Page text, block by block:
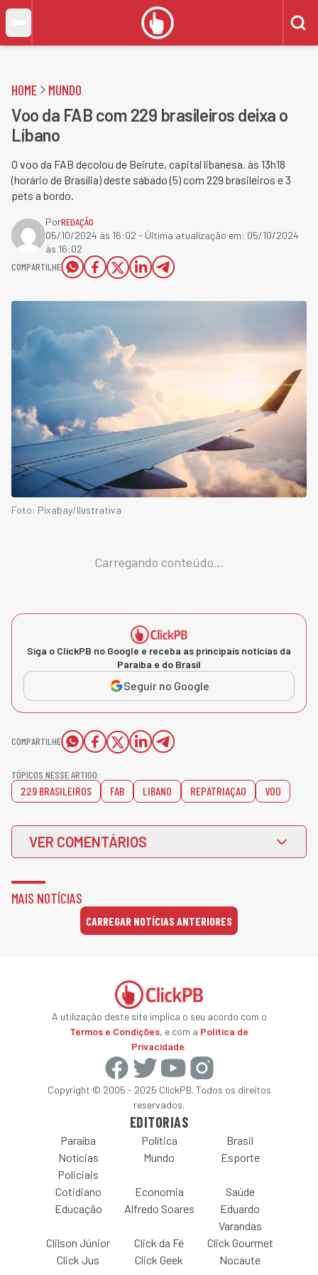
HOME MUNDO
Voo da FAB com 229 brasileiros deixa o
Líbano
O voo da FAB decolou de Beirute, capital libanesa. às 13h18
(horário de Brasília) deste sábado (5) com 229 brasileiros e 3
pets a bordo.
PorREDAÇÃO
05/10/2024 às 16:02 - Última atualização em: 05/10/2024
às 16:02
COMPARTILHE
Foto: Pixabay/Ilustrativa
Carregando conteúdo...
Siga o ClickPB no Google e receba as principais notícias da
Paraíba e do Brasil
Seguir no Google
COMPARTILHE
TÓPICOS NESSE ARTIGO:
229 BRASILEIROS FAB LIBANO REPATRIAÇAO VOO
VER COMENTÁRIOS
MAIS NOTÍCIAS
CARREGAR NOTÍCIAS ANTERIORES
A utilização deste site implica o seu acordo com o
Termos e Condições, e com a Política de
Privacidade.
Copyright © 2005 - 2025 ClickPB. Todos os direitos
reservados.
EDITORIAS
Paraíba Política
Brasil
Notícias
Policiais
Mundo Esporte
Cotidiano Economia
Saúde
Educação
Alfredo Soares
Eduardo
Varandas
Clilson Júnior
Click da Fé
Click Gourmet
Click Jus
Click Geek Nocaute